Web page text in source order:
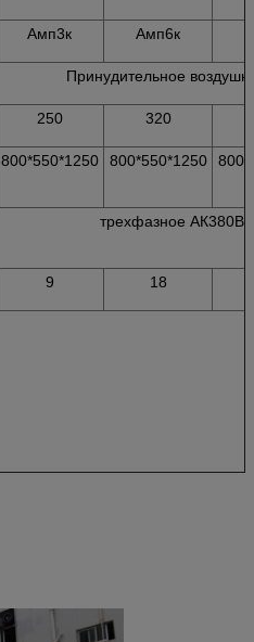
Амп3к Амп6к
Принудительное
250 320
800*550*1250 800*550*1250
трехфазное АК380В
9 18